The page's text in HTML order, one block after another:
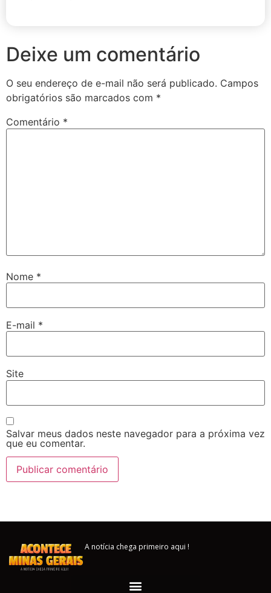
Deixe um comentário
O seu endereço de e-mail não será publicado. Campos
obrigatórios são marcados com *
Comentário *
Nome *
E-mail *
Site
Salvar meus dados neste navegador para a próxima vez
que eu comentar.
A notícia chega primeiro aqui !